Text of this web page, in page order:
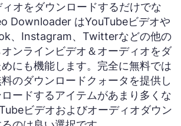
オをダウンロードするだけでな
Downloader はYouTubeビデオや
、Instagram、Twitterなどの他の
ンラインビデオ＆オーディオをダ
にも機能します。完全に無料では
のダウンロードクォータを提供し
ードするアイテムがあまり多くな
ビデオおよびオーディオダウン